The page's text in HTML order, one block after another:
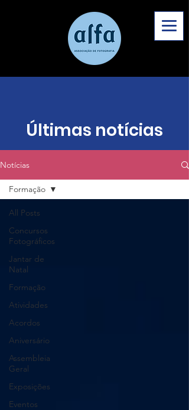
Últimas notícias
Notícias
All Posts
Concursos
Fotográficos
Jantar de
Natal
Formação
Atividades
Acordos
Aniversário
Assembleia
Geral
Exposições
Eventos
Formação